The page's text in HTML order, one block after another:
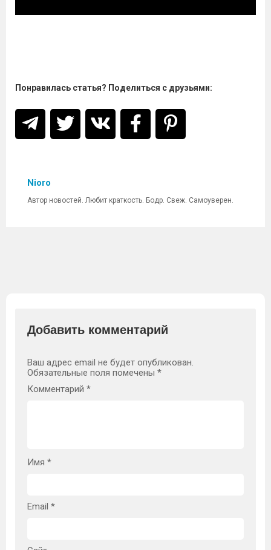
Понравилась статья? Поделиться с друзьями:
Nioro
Автор новостей. Любит краткость. Бодр. Свеж. Самоуверен.
Добавить комментарий
Ваш адрес email не будет опубликован.
Обязательные поля помечены *
Комментарий *
Имя *
Email *